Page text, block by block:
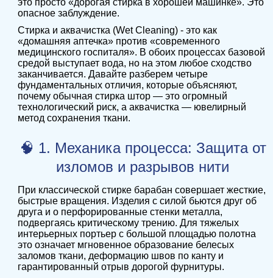
это просто «дорогая стирка в хорошей машинке». Это
опасное заблуждение.
Стирка и аквачистка (Wet Cleaning) - это как
«домашняя аптечка» против «современного
медицинского госпиталя». В обоих процессах базовой
средой выступает вода, но на этом любое сходство
заканчивается. Давайте разберем четыре
фундаментальных отличия, которые объясняют,
почему обычная стирка штор — это огромный
технологический риск, а аквачистка — ювелирный
метод сохранения ткани.
🧠 1. Механика процесса: Защита от
изломов и разрывов нити
При классической стирке барабан совершает жесткие,
быстрые вращения. Изделия с силой бьются друг об
друга и о перфорированные стенки металла,
подвергаясь критическому трению. Для тяжелых
интерьерных портьер с большой площадью полотна
это означает мгновенное образование белесых
заломов ткани, деформацию швов по канту и
гарантированный отрыв дорогой фурнитуры.